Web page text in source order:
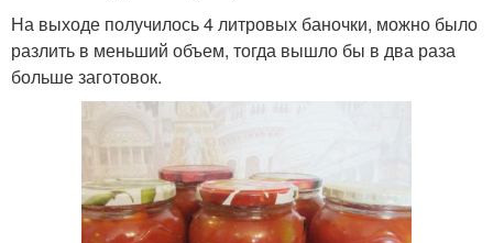
На выходе получилось 4 литровых баночки, можно было
разлить в меньший объем, тогда вышло бы в два раза
больше заготовок.